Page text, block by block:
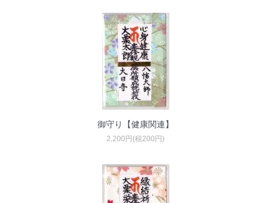
御守り【健康関連】
2,200円(税200円)